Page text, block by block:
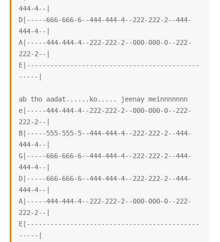
444-4--|
D|-----666-666-6--444-444-4--222-222-2--444-
444-4--|
A|-----444-444-4--222-222-2--000-000-0--222-
222-2--|
E|--------------------------------------------
-----|
ab tho aadat......ko..... jeenay meinnnnnnn
e|-----444-444-4--222-222-2--000-000-0--222-
222-2--|
B|-----555-555-5--444-444-4--222-222-2--444-
444-4--|
G|-----666-666-6--444-444-4--222-222-2--444-
444-4--|
D|-----666-666-6--444-444-4--222-222-2--444-
444-4--|
A|-----444-444-4--222-222-2--000-000-0--222-
222-2--|
E|--------------------------------------------
-----|